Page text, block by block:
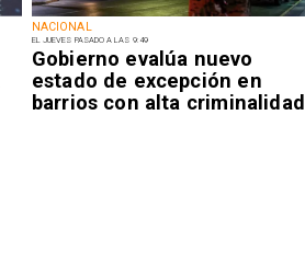
NACIONAL
EL JUEVES PASADO A LAS 9:49
Gobierno evalúa nuevo
estado de excepción en
barrios con alta criminalidad